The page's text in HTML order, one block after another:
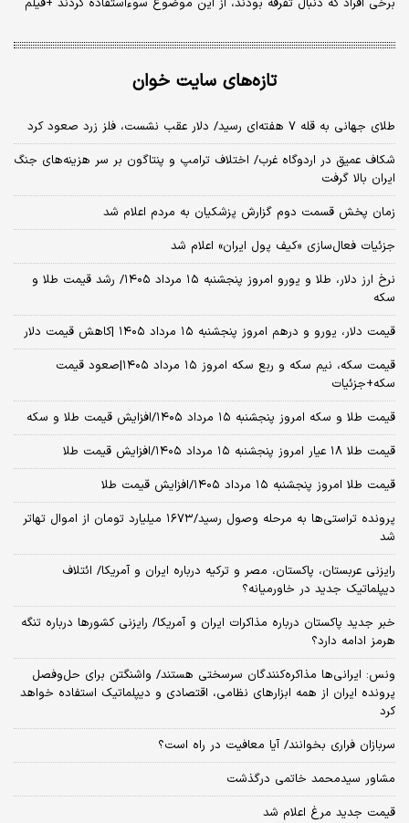
تازه‌های سایت خوان
طلای جهانی به قله ۷ هفته‌ای رسید/ دلار عقب نشست، فلز زرد صعود کرد
شکاف عمیق در اردوگاه غرب/ اختلاف ترامپ و پنتاگون بر سر هزینه‌های جنگ
ایران بالا گرفت
زمان پخش قسمت دوم گزارش پزشکیان به مردم اعلام شد
جزئیات فعال‌سازی «کیف پول ایران» اعلام شد
نرخ ارز دلار، طلا و یورو امروز پنجشنبه ۱۵ مرداد ۱۴۰۵/ رشد قیمت طلا و
سکه
قیمت دلار، یورو و درهم امروز پنجشنبه ۱۵ مرداد ۱۴۰۵ |کاهش قیمت دلار
قیمت سکه، نیم سکه و ربع سکه امروز ۱۵ مرداد ۱۴۰۵|صعود قیمت
سکه+جزئیات
قیمت طلا و سکه امروز پنجشنبه ۱۵ مرداد ۱۴۰۵/افزایش قیمت طلا و سکه
قیمت طلا ۱۸ عیار امروز پنجشنبه ۱۵ مرداد ۱۴۰۵/افزایش قیمت طلا
قیمت طلا امروز پنجشنبه ۱۵ مرداد ۱۴۰۵/افزایش قیمت طلا
پرونده تراستی‌ها به مرحله وصول رسید/۱۶۷۳ میلیارد تومان از اموال تهاتر
شد
رایزنی عربستان، پاکستان، مصر و ترکیه درباره ایران و آمریکا/ ائتلاف
دیپلماتیک جدید در خاورمیانه؟
خبر جدید پاکستان درباره مذاکرات ایران و آمریکا/ رایزنی کشورها درباره تنگه
هرمز ادامه دارد؟
ونس: ایرانی‌ها مذاکره‌کنندگان سرسختی هستند/ واشنگتن برای حل‌وفصل
پرونده ایران از همه ابزارهای نظامی، اقتصادی و دیپلماتیک استفاده خواهد
کرد
سربازان فراری بخوانند/ آیا معافیت در راه است؟
مشاور سیدمحمد خاتمی درگذشت
قیمت جدید مرغ اعلام شد